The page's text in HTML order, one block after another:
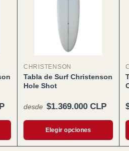
CHRISTENSON
Tabla de Surf Christenson
Hole Shot
Precio normal
desde $1.369.000 CLP
Elegir opciones